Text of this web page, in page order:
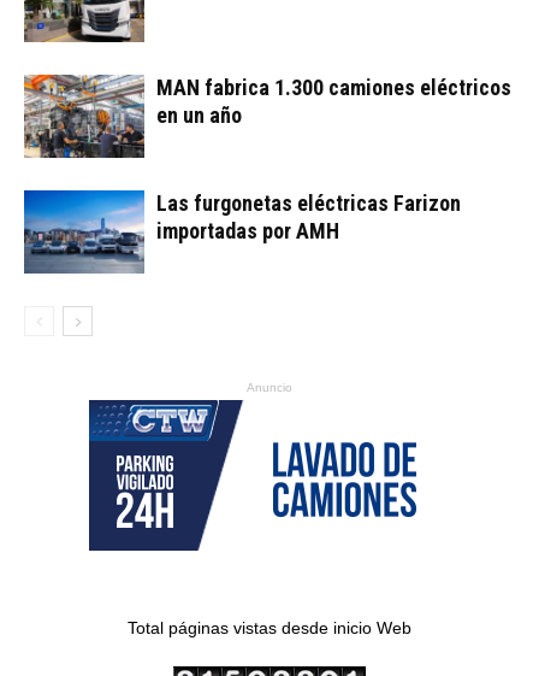
MAN fabrica 1.300 camiones eléctricos
en un año
Las furgonetas eléctricas Farizon
importadas por AMH
Anuncio
Total páginas vistas desde inicio Web